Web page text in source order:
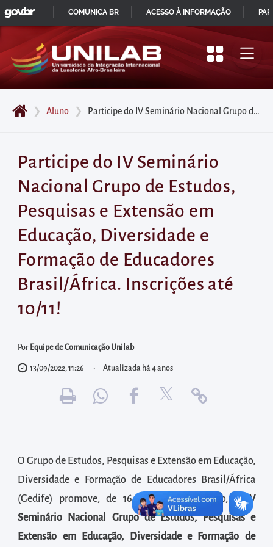
Pular
para
início
do
principal
Acessar
diretamente
o
menu
principal
Acessar
diretamente
à
área
realizar
buscas
postas
no
rodapé
❯ Aluno ❯ Participe do IV Seminário Nacional Grupo de Estudos, Pesquisas e Extensão em Educação, Diversidade e Formação de Educadores Brasil/África. Inscrições até 10/11!
Participe do IV Seminário
Nacional Grupo de Estudos,
Pesquisas e Extensão em
Educação, Diversidade e
Formação de Educadores
Brasil/África. Inscrições até
10/11!
Por Equipe de Comunicação Unilab
13/09/2022, 11:26 Atualizada há 4 anos
O Grupo de Estudos, Pesquisas e Extensão em Educação,
Diversidade e Formação de Educadores Brasil/África
(Gedife) promove, de 16 a 19 de novembro, oIV
Seminário Nacional Grupo de Estudos, Pesquisas e
Extensão em Educação, Diversidade e Formação de
IR
PARA
CONTEÚDO
GOVBR
COMUNICA BR ACESSO À INFORMAÇÃO